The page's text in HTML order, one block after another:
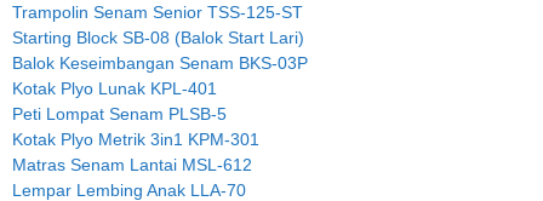
Trampolin Senam Senior TSS-125-ST
Starting Block SB-08 (Balok Start Lari)
Balok Keseimbangan Senam BKS-03P
Kotak Plyo Lunak KPL-401
Peti Lompat Senam PLSB-5
Kotak Plyo Metrik 3in1 KPM-301
Matras Senam Lantai MSL-612
Lempar Lembing Anak LLA-70